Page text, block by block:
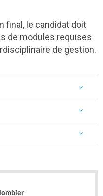
final, le candidat doit
de modules requises
de gestion.